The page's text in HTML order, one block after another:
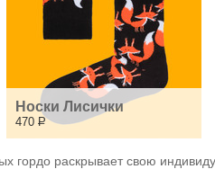
Носки Лисички
470 Р
гордо раскрывает свою